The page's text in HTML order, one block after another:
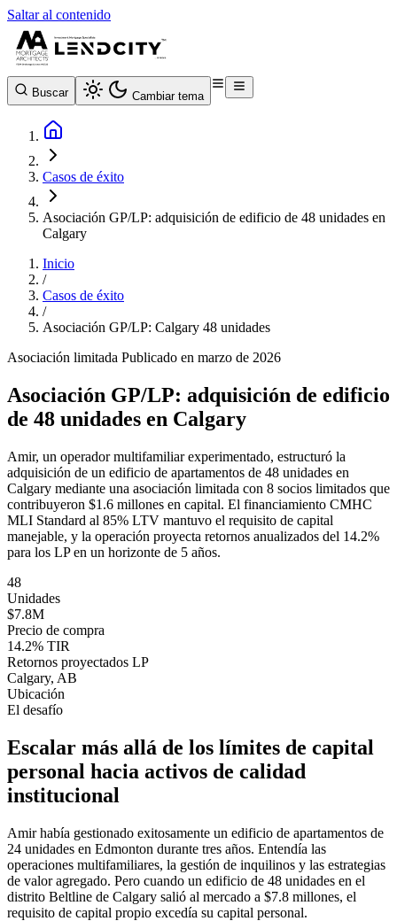
Saltar al contenido
Buscar Cambiar tema
Casos de éxito
Asociación GP/LP: adquisición de edificio de 48 unidades en
Calgary
Inicio
/
Casos de éxito
/
Asociación GP/LP: Calgary 48 unidades
Asociación limitada Publicado en marzo de 2026
Asociación GP/LP: adquisición de edificio
de 48 unidades en Calgary
Amir, un operador multifamiliar experimentado, estructuró la
adquisición de un edificio de apartamentos de 48 unidades en
Calgary mediante una asociación limitada con 8 socios limitados que
contribuyeron $1.6 millones en capital. El financiamiento CMHC
MLI Standard al 85% LTV mantuvo el requisito de capital
manejable, y la operación proyecta retornos anualizados del 14.2%
para los LP en un horizonte de 5 años.
48
Unidades
$7.8M
Precio de compra
14.2% TIR
Retornos proyectados LP
Calgary, AB
Ubicación
El desafío
Escalar más allá de los límites de capital
personal hacia activos de calidad
institucional
Amir había gestionado exitosamente un edificio de apartamentos de
24 unidades en Edmonton durante tres años. Entendía las
operaciones multifamiliares, la gestión de inquilinos y las estrategias
de valor agregado. Pero cuando un edificio de 48 unidades en el
distrito Beltline de Calgary salió al mercado a $7.8 millones, el
requisito de capital propio excedía su capital personal.